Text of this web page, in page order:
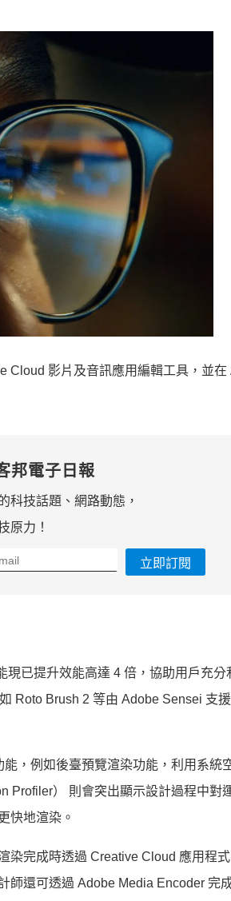
Cloud 影片及音訊應用編輯工具，並在
邦電子日報
科技話題、網路動態，
原力！
立即訂閱
已提升效能高達 4 倍，協助用戶充分
Roto Brush 2 等由 Adobe Sensei 支
，例如後臺預覽渲染功能，利用系統
Profiler） 則會突出顯示設計過程中對
快地渲染。
染完成時透過 Creative Cloud 應用程
師還可透過 Adobe Media Encoder 完